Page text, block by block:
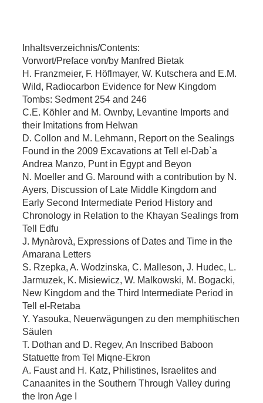
Inhaltsverzeichnis/Contents:
Vorwort/Preface von/by Manfred Bietak
H. Franzmeier, F. Höflmayer, W. Kutschera and E.M.
Wild, Radiocarbon Evidence for New Kingdom
Tombs: Sedment 254 and 246
C.E. Köhler and M. Ownby, Levantine Imports and
their Imitations from Helwan
D. Collon and M. Lehmann, Report on the Sealings
Found in the 2009 Excavations at Tell el-Dab`a
Andrea Manzo, Punt in Egypt and Beyon
N. Moeller and G. Maround with a contribution by N.
Ayers, Discussion of Late Middle Kingdom and
Early Second Intermediate Period History and
Chronology in Relation to the Khayan Sealings from
Tell Edfu
J. Mynàrovà, Expressions of Dates and Time in the
Amarana Letters
S. Rzepka, A. Wodzinska, C. Malleson, J. Hudec, L.
Jarmuzek, K. Misiewicz, W. Malkowski, M. Bogacki,
New Kingdom and the Third Intermediate Period in
Tell el-Retaba
Y. Yasouka, Neuerwägungen zu den memphitischen
Säulen
T. Dothan and D. Regev, An Inscribed Baboon
Statuette from Tel Miqne-Ekron
A. Faust and H. Katz, Philistines, Israelites and
Canaanites in the Southern Through Valley during
the Iron Age I